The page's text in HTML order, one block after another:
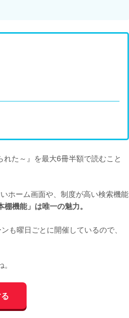
た～』を最大6冊半額で読むこと
ホーム画面や、制度が高い検索機能
機能」は唯一の魅力。
も曜日ごとに開催しているので、